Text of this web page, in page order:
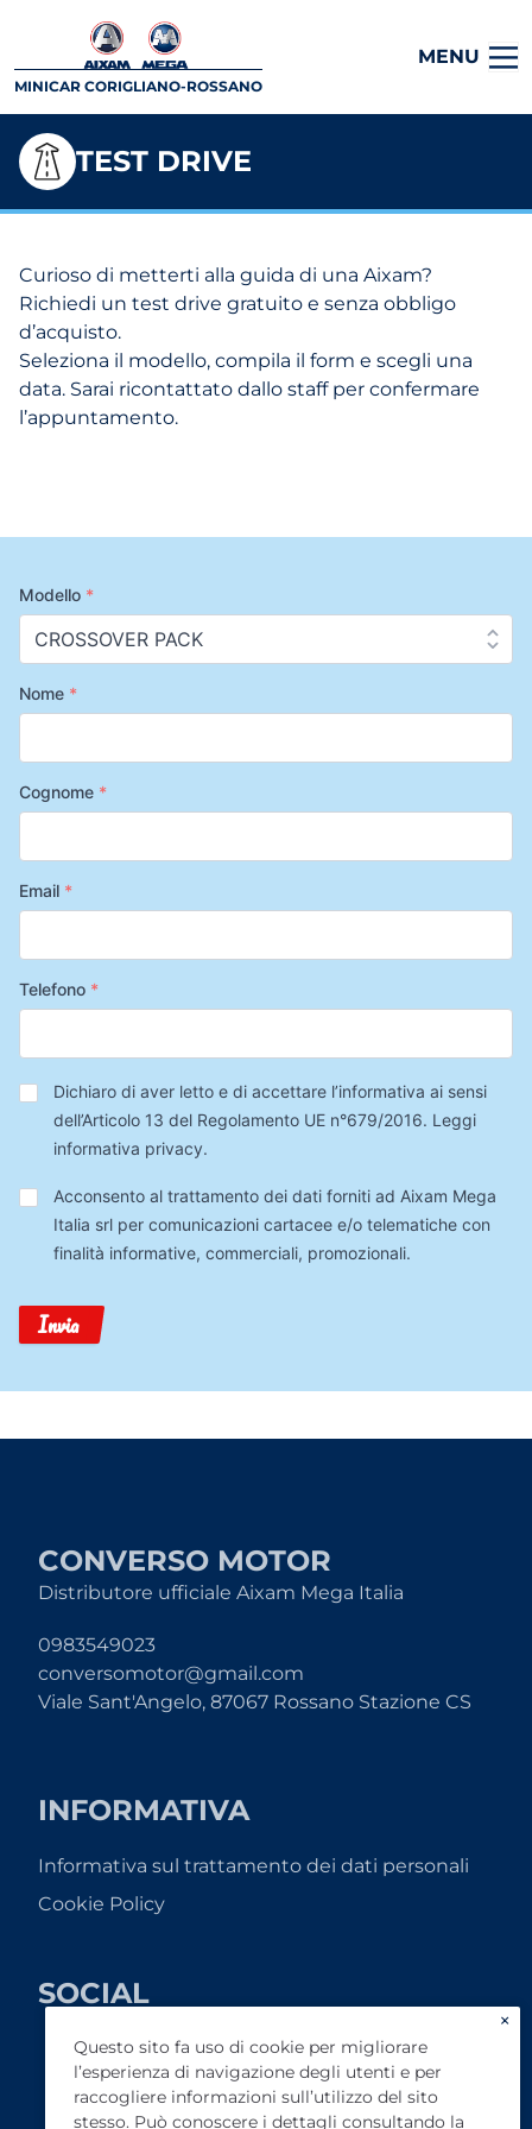
MINICAR CORIGLIANO-ROSSANO
MENU
TEST DRIVE
Curioso di metterti alla guida di una Aixam?
Richiedi un test drive gratuito e senza obbligo
d’acquisto.
Seleziona il modello, compila il form e scegli una
data. Sarai ricontattato dallo staff per confermare
l’appuntamento.
Modello *
Nome *
Cognome *
Email *
Telefono *
Privacy*
Dichiaro di aver letto e di accettare l’informativa ai sensi
dell’Articolo 13 del Regolamento UE n°679/2016. Leggi
informativa privacy.
Trattamento
Dati
Acconsento al trattamento dei dati forniti ad Aixam Mega
Italia srl per comunicazioni cartacee e/o telematiche con
finalità informative, commerciali, promozionali.
Invia
CONVERSO MOTOR
Distributore ufficiale Aixam Mega Italia
0983549023
conversomotor@gmail.com
Viale Sant'Angelo, 87067 Rossano Stazione CS
INFORMATIVA
Informativa sul trattamento dei dati personali
Cookie Policy
SOCIAL
×
Questo sito fa uso di cookie per migliorare
l’esperienza di navigazione degli utenti e per
raccogliere informazioni sull’utilizzo del sito
stesso. Può conoscere i dettagli consultando la